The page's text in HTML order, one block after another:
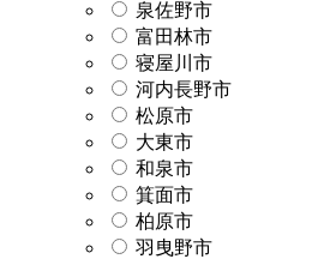
泉佐野市
富田林市
寝屋川市
河内長野市
松原市
大東市
和泉市
箕面市
柏原市
羽曳野市